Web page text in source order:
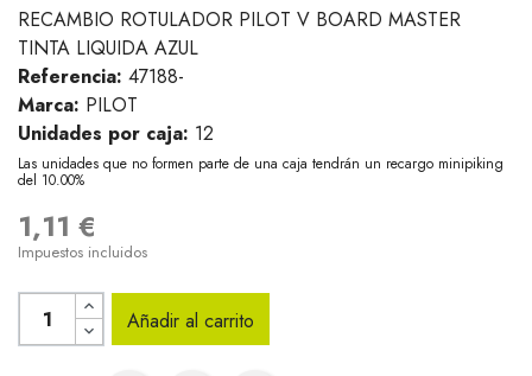
RECAMBIO ROTULADOR PILOT V BOARD MASTER
TINTA LIQUIDA AZUL
Referencia: 47188-
Marca: PILOT
Unidades por caja: 12
Las unidades que no formen parte de una caja tendrán un recargo minipiking
del 10.00%
1,11 €
Impuestos incluidos
Añadir al carrito